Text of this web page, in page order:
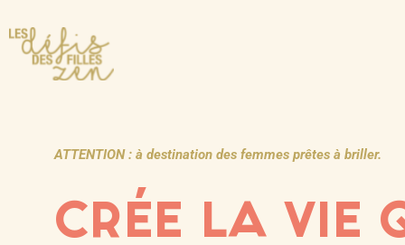
ATTENTION : à destination des femmes prêtes à briller.
CRÉE LA VIE